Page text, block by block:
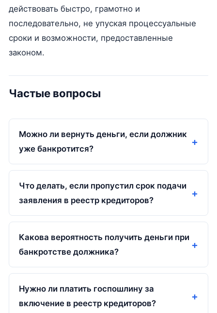
действовать быстро, грамотно и
последовательно, не упуская процессуальные
сроки и возможности, предоставленные
законом.
Частые вопросы
Можно ли вернуть деньги, если должник
уже банкротится?
Что делать, если пропустил срок подачи
заявления в реестр кредиторов?
Какова вероятность получить деньги при
банкротстве должника?
Нужно ли платить госпошлину за
включение в реестр кредиторов?